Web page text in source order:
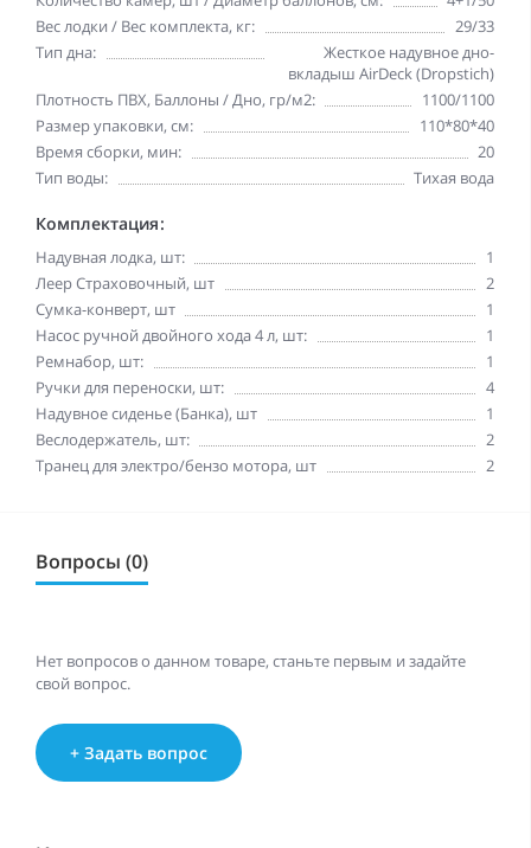
Вес лодки / Вес комплекта, кг:
29/33
Тип дна:
Жесткое надувное дно-
вкладыш AirDeck (Dropstich)
Плотность ПВХ, Баллоны / Дно, гр/м2:
1100/1100
Размер упаковки, см:
110*80*40
Время сборки, мин:
20
Тип воды:
Тихая вода
Комплектация:
Надувная лодка, шт:
1
Леер Страховочный, шт
2
Сумка-конверт, шт
1
Насос ручной двойного хода 4 л, шт:
1
Ремнабор, шт:
1
Ручки для переноски, шт:
4
Надувное сиденье (Банка), шт
1
Веслодержатель, шт:
2
Транец для электро/бензо мотора, шт
2
Вопросы (0)
Нет вопросов о данном товаре, станьте первым и задайте
свой вопрос.
+ Задать вопрос